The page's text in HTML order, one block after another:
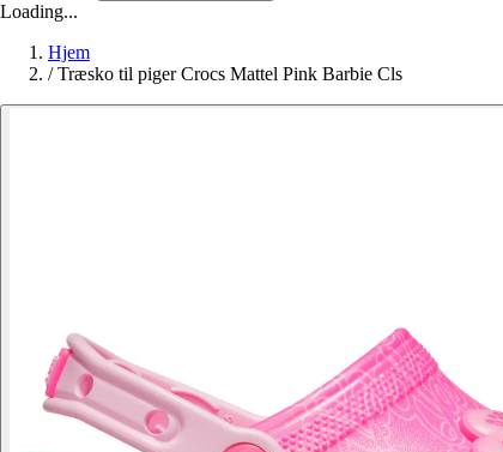
Loading...
Hjem
/ Træsko til piger Crocs Mattel Pink Barbie Cls